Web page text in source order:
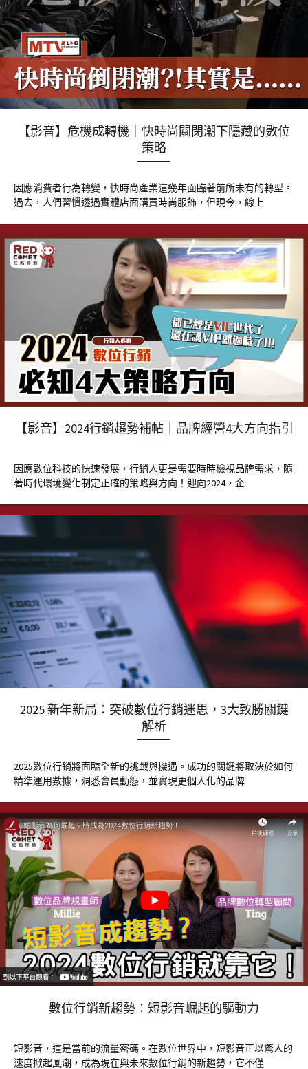
【影音】危機成轉機｜快時尚關閉潮下隱藏的數位
策略
因應消費者行為轉變，快時尚產業這幾年面臨著前所未有的轉型。
過去，人們習慣透過實體店面購買時尚服飾，但現今，線上
【影音】2024行銷趨勢補帖｜品牌經營4大方向指引
因應數位科技的快速發展，行銷人更是需要時時檢視品牌需求，隨
著時代環境變化制定正確的策略與方向！迎向2024，企
2025 新年新局：突破數位行銷迷思，3大致勝關鍵
解析
2025數位行銷將面臨全新的挑戰與機遇。成功的關鍵將取決於如何
精準運用數據，洞悉會員動態，並實現更個人化的品牌
數位行銷新趨勢：短影音崛起的驅動力
短影音，這是當前的流量密碼。在數位世界中，短影音正以驚人的
速度掀起風潮，成為現在與未來數位行銷的新趨勢，它不僅